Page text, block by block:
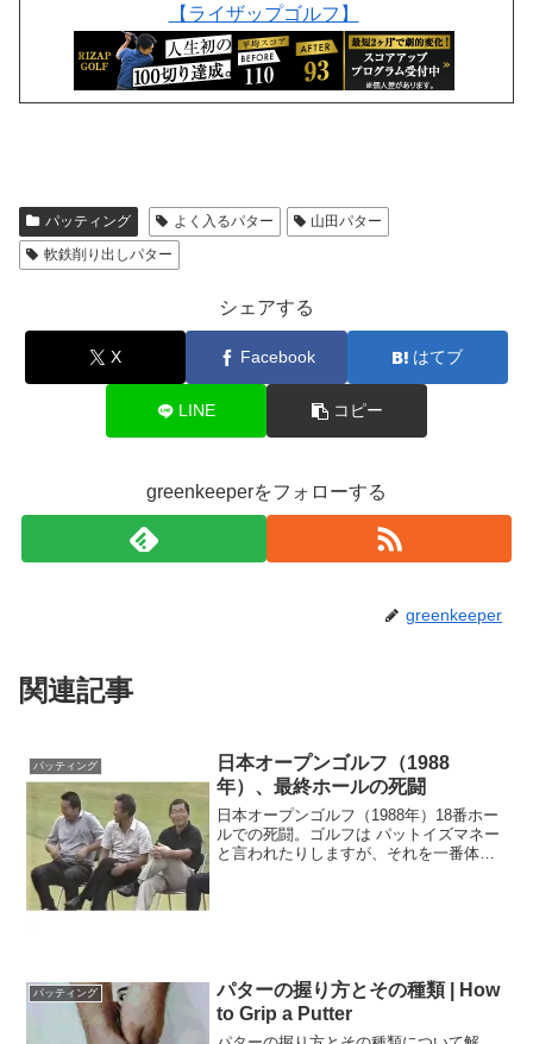
【ライザップゴルフ】
パッティング よく入るパター
山田パター
軟鉄削り出しパター
シェアする
X Facebook はてブ
LINE コピー
greenkeeperをフォローする
greenkeeper
関連記事
パッティング
日本オープンゴルフ（1988
年）、最終ホールの死闘
日本オープンゴルフ（1988年）18番ホー
ルでの死闘。ゴルフは パットイズマネー
と言われたりしますが、それを一番体現
パッティング
パターの握り方とその種類 | How
to Grip a Putter